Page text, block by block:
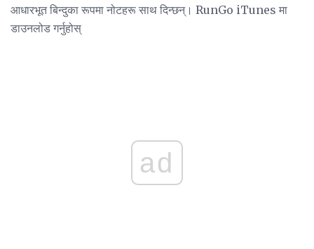
आधारभूत बिन्दुका रूपमा नोटहरू साथ दिन्छन्। RunGo iTunes मा
डाउनलोड गर्नुहोस्
ad